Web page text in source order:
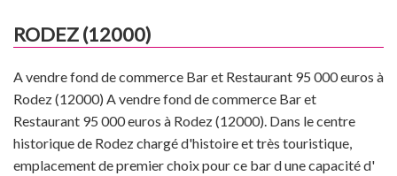
RODEZ (12000)
A vendre fond de commerce Bar et Restaurant 95 000 euros à
Rodez (12000) A vendre fond de commerce Bar et
Restaurant 95 000 euros à Rodez (12000). Dans le centre
historique de Rodez chargé d'histoire et très touristique,
emplacement de premier choix pour ce bar d une capacité d'